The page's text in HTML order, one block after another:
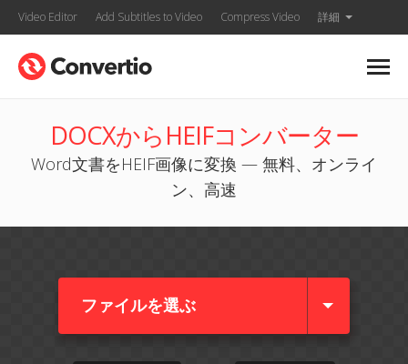
Video Editor Add Subtitles to Video Compress Video 詳細
DOCXからHEIFコンバーター
Word文書をHEIF画像に変換 — 無料、オンライ
ン、高速
ファイルを選ぶ